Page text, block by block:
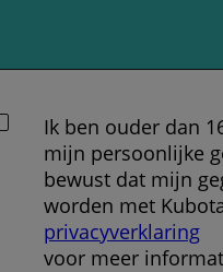
Ik ben ouder dan
mijn persoonlijke
bewust dat mijn
worden met
privacyverklaring
voor meer